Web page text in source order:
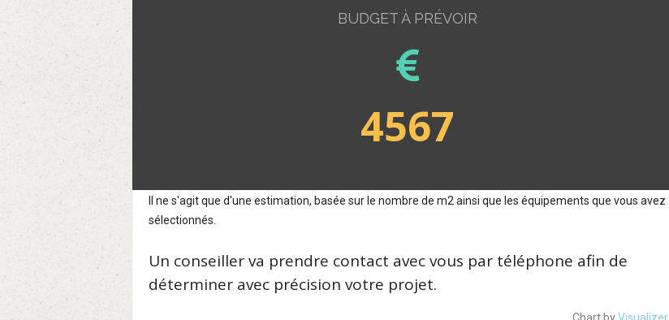
BUDGET À PRÉVOIR
4567
Il ne s'agit que d'une estimation, basée sur le nombre de m2 ainsi que les équipements que vous avez
sélectionnés.
Un conseiller va prendre contact avec vous par téléphone afin de
déterminer avec précision votre projet.
Chart byVisualizer